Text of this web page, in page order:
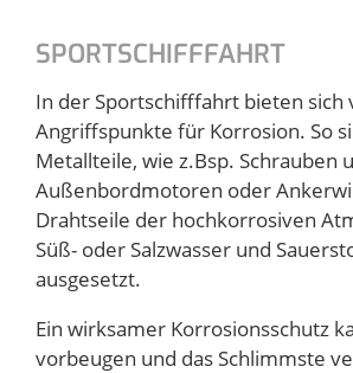
SPORTSCHIFFFAHRT
In der Sportschifffahrt bieten sich
Angriffspunkte für Korrosion. So
Metallteile, wie z.Bsp. Schrauben
Außenbordmotoren oder
Drahtseile der hochkorrosiven
Süß- oder Salzwasser und
ausgesetzt.
Ein wirksamer Korrosionsschutz
vorbeugen und das Schlimmste